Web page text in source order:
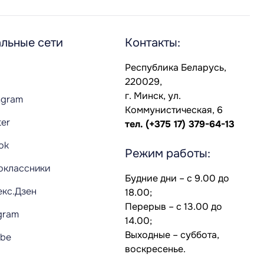
сети Контакты:
Республика Беларусь,
220029,
г. Минск, ул.
Коммунистическая, 6
тел. (+375 17) 379-64-13
Режим работы:
Будние дни – с 9.00 до
18.00;
Перерыв – с 13.00 до
14.00;
Выходные – суббота,
воскресенье.